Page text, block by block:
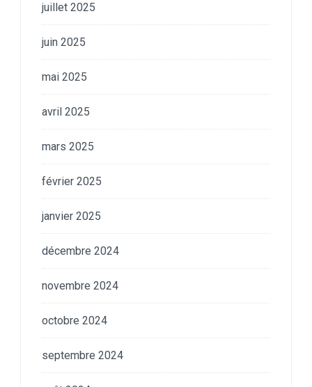
juillet 2025
juin 2025
mai 2025
avril 2025
mars 2025
février 2025
janvier 2025
décembre 2024
novembre 2024
octobre 2024
septembre 2024